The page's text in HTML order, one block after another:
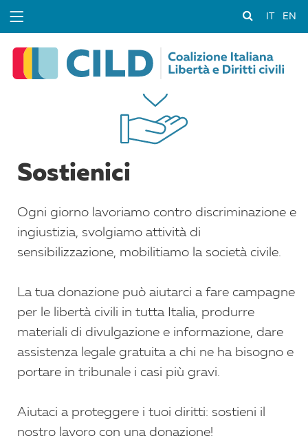
EN
Sostienici
Ogni giorno lavoriamo contro discriminazione e
ingiustizia, svolgiamo attività di
sensibilizzazione, mobilitiamo la società civile.
La tua donazione può aiutarci a fare campagne
per le libertà civili in tutta Italia, produrre
materiali di divulgazione e informazione, dare
assistenza legale gratuita a chi ne ha bisogno e
portare in tribunale i casi più gravi.
Aiutaci a proteggere i tuoi diritti: sostieni il
nostro lavoro con una donazione!